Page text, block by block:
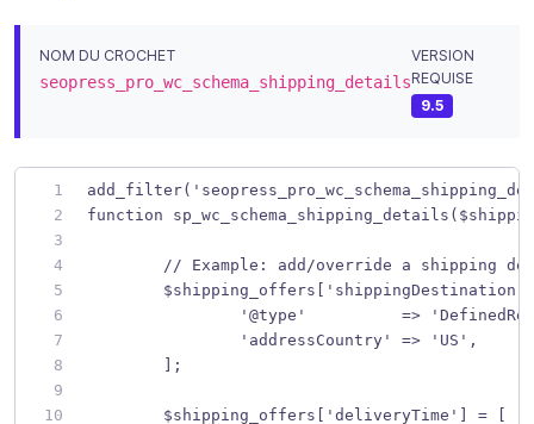
NOM DU CROCHET
seopress_pro_wc_schema_shipping_details
VERSION
REQUISE
9.5
function
// Example: add/override a shipping
'@type'          =>
		'addressCountry' => 'US',
	];
	$shipping_offers['deliveryTime'] = [